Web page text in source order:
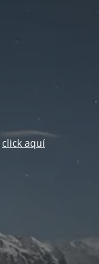
click aquí